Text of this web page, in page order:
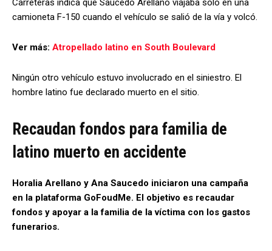
Carreteras indica que Saucedo Arellano viajaba solo en una
camioneta F-150 cuando el vehículo se salió de la vía y volcó.
Ver más: Atropellado latino en South Boulevard
Ningún otro vehículo estuvo involucrado en el siniestro. El
hombre latino fue declarado muerto en el sitio.
Recaudan fondos para familia de
latino muerto en accidente
Horalia Arellano y Ana Saucedo iniciaron una campaña
en la plataforma GoFoudMe. El objetivo es recaudar
fondos y apoyar a la familia de la víctima con los gastos
funerarios.